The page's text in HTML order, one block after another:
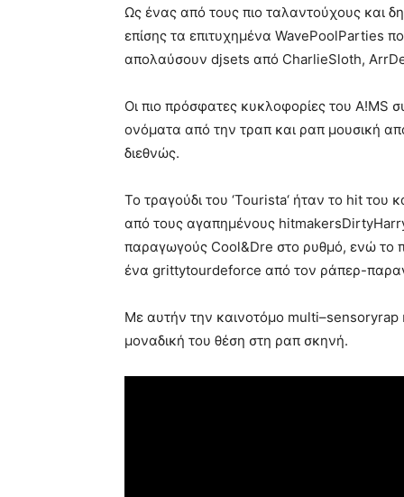
Ως ένας από τους πιο ταλαντούχους και
επίσης τα επιτυχημένα WavePoolParties
απολαύσουν djsets από CharlieSloth,
Οι πιο πρόσφατες κυκλοφορίες του A!MS
ονόματα από την τραπ και ραπ μουσική
διεθνώς.
Το τραγούδι του ‘Tourista‘ ήταν το hit του
από τους αγαπημένους
παραγωγούς Cool&Dre στο ρυθμό, ενώ το
ένα grittytourdeforce από τον ράπερ-
Με αυτήν την καινοτόμο multi–sensoryrap
μοναδική του θέση στη ραπ σκηνή.